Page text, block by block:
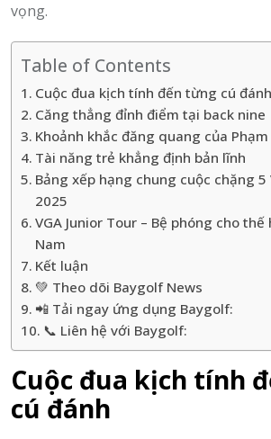
vọng.
Table of Contents
Cuộc đua kịch tính đến từng cú đánh
Căng thẳng đỉnh điểm tại back nine
Khoảnh khắc đăng quang của
Tài năng trẻ khẳng định bản lĩnh
Bảng xếp hạng chung cuộc chặng 5
2025
VGA Junior Tour – Bệ phóng cho
Nam
Kết luận
💚 Theo dõi Baygolf News
📲 Tải ngay ứng dụng Baygolf:
📞 Liên hệ với Baygolf:
Cuộc đua kịch tính
cú đánh